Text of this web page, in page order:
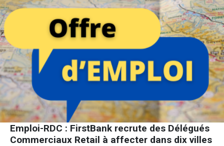
Emploi-RDC : FirstBank recrute des Délégués
Commerciaux Retail à affecter dans dix villes